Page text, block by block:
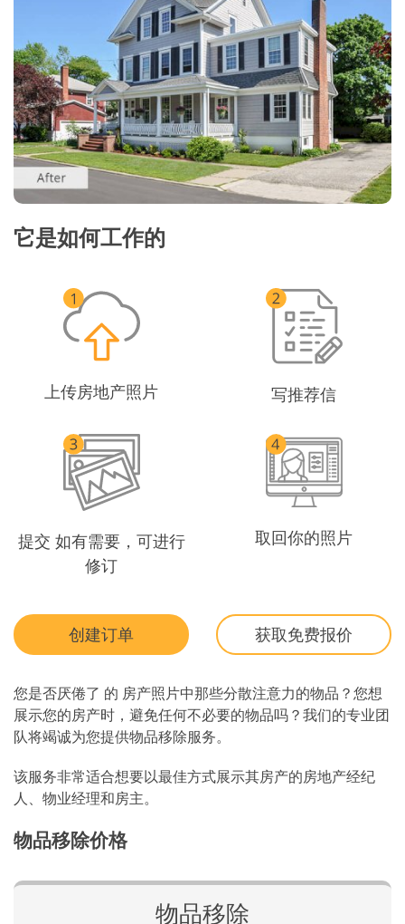
它是如何工作的
上传房地产照片 写推荐信
提交 如有需要，可进行
修订
取回你的照片
创建订单 获取免费报价
您是否厌倦了 的 房产照片中那些分散注意力的物品？您想
展示您的房产时，避免任何不必要的物品吗？我们的专业团
队将竭诚为您提供物品移除服务。
该服务非常适合想要以最佳方式展示其房产的房地产经纪
人、物业经理和房主。
物品移除价格
物品移除